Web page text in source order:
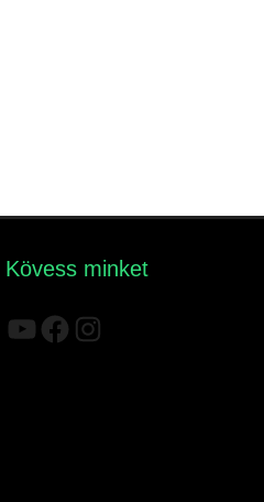
Kövess minket
YouTube
Facebook
Instagram